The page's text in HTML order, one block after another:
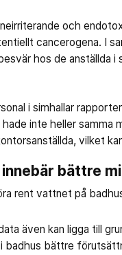
och
cancerogena. I
hos de anställda i
i simhallar
inte heller
vilket
bättre
rent vattnet på
även kan ligga till
badhus bättre